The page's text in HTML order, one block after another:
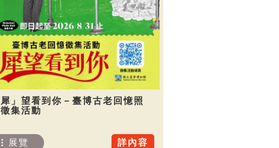
犀」望看到你－臺博古老回憶照
集活動
詳內容
展覽